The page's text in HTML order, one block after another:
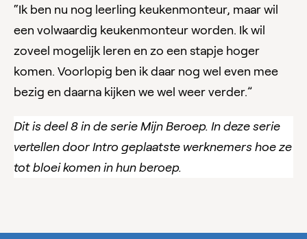
“Ik ben nu nog leerling keukenmonteur, maar wil
een volwaardig keukenmonteur worden. Ik wil
zoveel mogelijk leren en zo een stapje hoger
komen. Voorlopig ben ik daar nog wel even mee
bezig en daarna kijken we wel weer verder.”
Dit is deel 8 in de serie Mijn Beroep. In deze serie
vertellen door Intro geplaatste werknemers hoe ze
tot bloei komen in hun beroep.